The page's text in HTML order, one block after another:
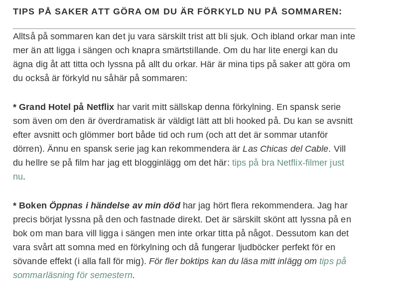
TIPS PÅ SAKER ATT GÖRA OM DU ÄR FÖRKYLD NU PÅ SOMMAREN:
Alltså på sommaren kan det ju vara särskilt trist att bli sjuk. Och ibland orkar man inte
mer än att ligga i sängen och knapra smärtstillande. Om du har lite energi kan du
ägna dig åt att titta och lyssna på allt du orkar. Här är mina tips på saker att göra om
du också är förkyld nu såhär på sommaren:
* Grand Hotel på Netflix har varit mitt sällskap denna förkylning. En spansk serie
som även om den är överdramatisk är väldigt lätt att bli hooked på. Du kan se avsnitt
efter avsnitt och glömmer bort både tid och rum (och att det är sommar utanför
dörren). Ännu en spansk serie jag kan rekommendera ärLas Chicas del Cable. Vill
du hellre se på film har jag ett blogginlägg om det här: tips på bra Netflix-filmer just
nu.
* Boken Öppnas i händelse av min dödhar jag hört flera rekommendera. Jag har
precis börjat lyssna på den och fastnade direkt. Det är särskilt skönt att lyssna på en
bok om man bara vill ligga i sängen men inte orkar titta på något. Dessutom kan det
vara svårt att somna med en förkylning och då fungerar ljudböcker perfekt för en
sövande effekt (i alla fall för mig). För fler boktips kan du läsa mitt inlägg om tips på
sommarläsning för semestern.